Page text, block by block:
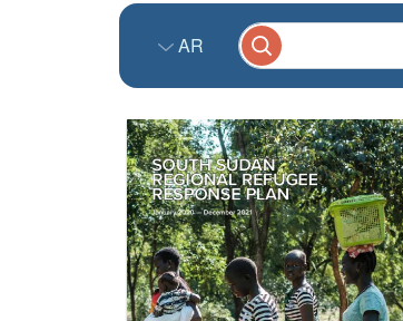
AR